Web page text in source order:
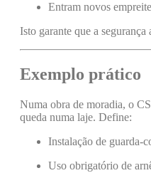
Entram novos
Isto garante que a
Exemplo prático
Numa obra de moradia, o
queda numa laje. Define:
Instalação de guarda-
Uso obrigatório de